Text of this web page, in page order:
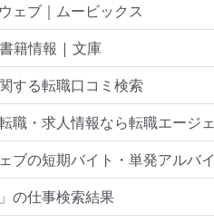
ェブ｜ムービックス
籍情報 | 文庫
する転職口コミ検索
職・求人情報なら転職エージ
ブの短期バイト・単発アルバ
の仕事検索結果